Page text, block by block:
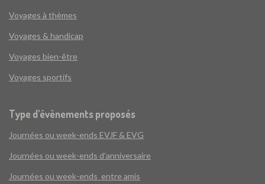
Voyages à thèmes
Voyages & handicap
Voyages bien-être
Voyages sportifs
Type d'évènements proposés
Journées ou week-ends EVJF & EVG
Journées ou week-ends d'anniversaire
Journées ou week-ends entre amis